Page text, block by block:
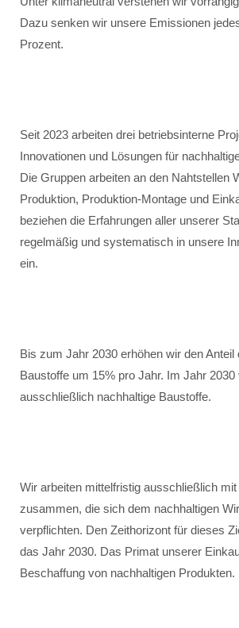
Dazu senken wir unsere Emissionen
Prozent.
Seit 2023 arbeiten drei betriebsinterne
Innovationen und Lösungen für
Die Gruppen arbeiten an den Nahtstellen
Produktion, Produktion-Montage und
beziehen die Erfahrungen aller unserer
regelmäßig und systematisch in unsere
ein.
Bis zum Jahr 2030 erhöhen wir den Anteil
Baustoffe um 15% pro Jahr. Im Jahr
ausschließlich nachhaltige Baustoffe.
Wir arbeiten mittelfristig ausschließlich
zusammen, die sich dem nachhaltigen
verpflichten. Den Zeithorizont für dieses
das Jahr 2030. Das Primat unserer
Beschaffung von nachhaltigen Produkten.